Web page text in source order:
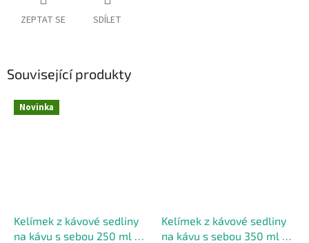
ZEPTAT SE SDÍLET
Související produkty
Novinka
Kelímek z kávové sedliny
na kávu s sebou 250 ml ☕
Kelímek z kávové sedliny
na kávu s sebou 350 ml ☕